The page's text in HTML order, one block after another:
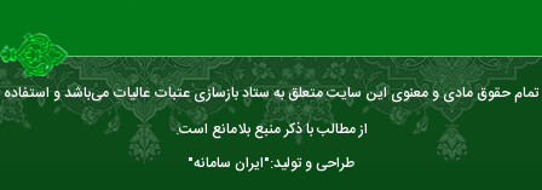
تمام حقوق مادی و معنوی این سایت متعلق به ستاد بازسازی عتبات عالیات می‌باشد و استفاده
از مطالب با ذکر منبع بلامانع است.
طراحی و تولید:"ایران سامانه"